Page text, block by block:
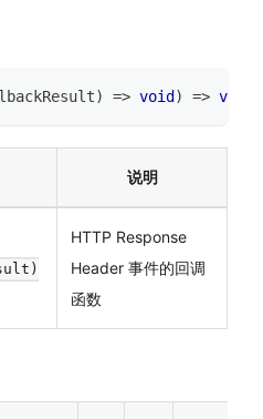
) => void ) => void
说明
HTTP Response
Header 事件的回调
函数